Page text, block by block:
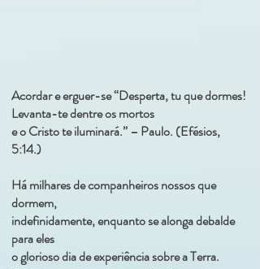
Acordar e erguer-se “Desperta, tu que dormes!
Levanta-te dentre os mortos
e o Cristo te iluminará.” – Paulo. (Efésios,
5:14.)
Há milhares decompanheiros nossosque
dormem,
indefinidamente, enquanto se alonga debalde
para eles
o glorioso dia de experiência sobre a Terra.